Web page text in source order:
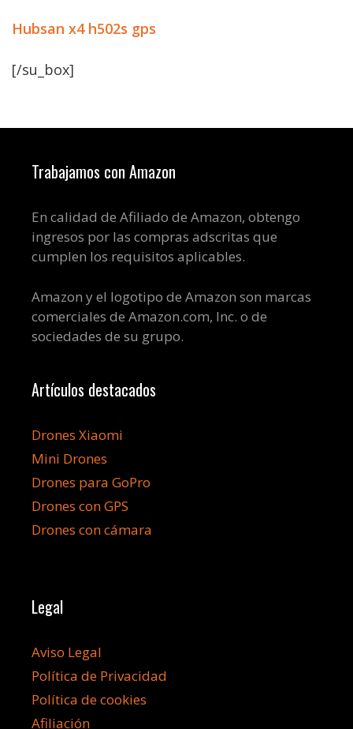
Hubsan x4 h502s gps
[/su_box]
Trabajamos con Amazon
En calidad de Afiliado de Amazon, obtengo
ingresos por las compras adscritas que
cumplen los requisitos aplicables.
Amazon y el logotipo de Amazon son marcas
comerciales de Amazon.com, Inc. o de
sociedades de su grupo.
Artículos destacados
Drones Xiaomi
Mini Drones
Drones para GoPro
Drones con GPS
Drones con cámara
Legal
Aviso Legal
Política de Privacidad
Política de cookies
Afiliación